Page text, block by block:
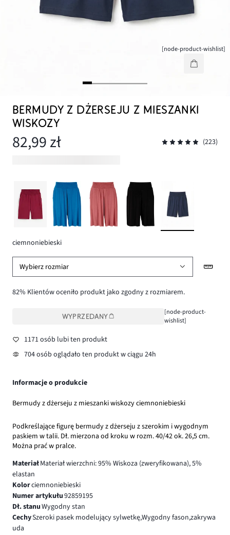
[node-product-wishlist]
BERMUDY Z DŻERSEJU Z MIESZANKI
WISKOZY
82,99 zł (223)
ciemnoniebieski
Wybierz rozmiar
82% Klientów oceniło produkt jako zgodny z rozmiarem.
WYPRZEDANY
[node-product-
wishlist]
1171 osób lubi ten produkt
704 osób oglądało ten produkt w ciągu 24h
Informacje o produkcie
Bermudy z dżerseju z mieszanki wiskozy ciemnoniebieski
Podkreślające figurę bermudy z dżerseju z szerokim i wygodnym
paskiem w talii. Dł. mierzona od kroku w rozm. 40/42 ok. 26,5 cm.
Można prać w pralce.
MateriałMateriał wierzchni: 95% Wiskoza (zweryfikowana), 5%
elastan
Kolorciemnoniebieski
Numer artykułu92859195
Dł. stanuWygodny stan
CechySzeroki pasek modelujący sylwetkę,Wygodny fason,zakrywa
uda